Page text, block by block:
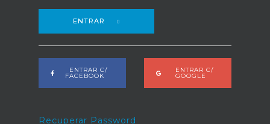
ENTRAR
ENTRAR C/
FACEBOOK
ENTRAR C/
GOOGLE
Recuperar Password